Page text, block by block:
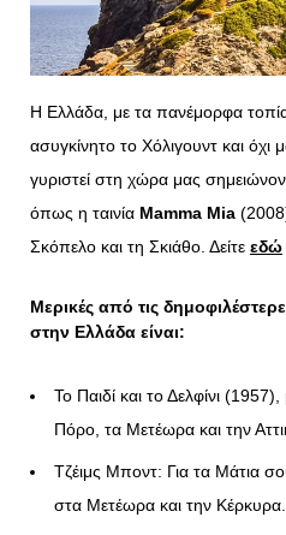
Η Ελλάδα, με τα πανέμορφα τοπία
ασυγκίνητο το Χόλιγουντ και όχι
γυριστεί στη χώρα μας
όπως η ταινία Mamma Mia
Σκόπελο και τη Σκιάθο. Δείτε εδώ
Μερικές από τις
στην Ελλάδα είναι:
Το Παιδί και το Δελφίνι
Πόρο, τα Μετέωρα και την
Τζέιμς Μποντ: Για τα Μάτια
στα Μετέωρα και την Κέρκυρα.